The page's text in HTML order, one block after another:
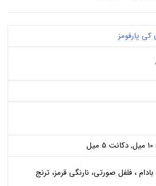
پارفومز
، فلفل صورتی، نارنگی قرمز، ترنج